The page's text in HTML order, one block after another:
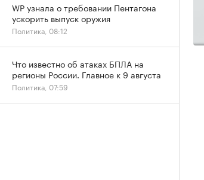
WP узнала о требовании Пентагона
ускорить выпуск оружия
Политика, 08:12
Что известно об атаках БПЛА на
регионы России. Главное к 9 августа
Политика, 07:59